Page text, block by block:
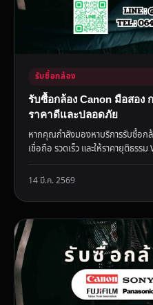
รับซื้อกล้อง
รับซื้อกล้อง Canon มือสอง
ราคาดีและปลอดภัย
หากคุณกำลังมองหาบริการรับซื้อ
เชื่อถือ รวดเร็ว และให้ราคายุติธร
14 มี.ค. 2569